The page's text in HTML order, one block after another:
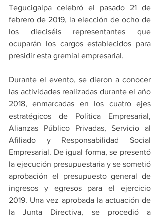
Tegucigalpa celebró el pasado 21 de
febrero de 2019, la elección de ocho de
los dieciséis representantes que
ocuparán los cargos establecidos para
presidir esta gremial empresarial.
Durante el evento, se dieron a conocer
las actividades realizadas durante el año
2018, enmarcadas en los cuatro ejes
estratégicos de Política Empresarial,
Alianzas Público Privadas, Servicio al
Afiliado y Responsabilidad Social
Empresarial. De igual forma, se presentó
la ejecución presupuestaria y se sometió
aprobación el presupuesto general de
ingresos y egresos para el ejercicio
2019. Una vez aprobada la actuación de
la Junta Directiva, se procedió a